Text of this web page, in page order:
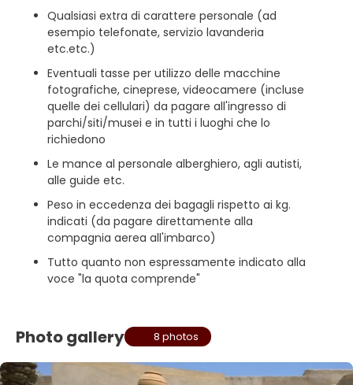
Qualsiasi extra di carattere personale (ad
esempio telefonate, servizio lavanderia
etc.etc.)
Eventuali tasse per utilizzo delle macchine
fotografiche, cineprese, videocamere (incluse
quelle dei cellulari) da pagare all'ingresso di
parchi/siti/musei e in tutti i luoghi che lo
richiedono
Le mance al personale alberghiero, agli autisti,
alle guide etc.
Peso in eccedenza dei bagagli rispetto ai kg.
indicati (da pagare direttamente alla
compagnia aerea all'imbarco)
Tutto quanto non espressamente indicato alla
voce "la quota comprende"
Photo gallery 8 photos